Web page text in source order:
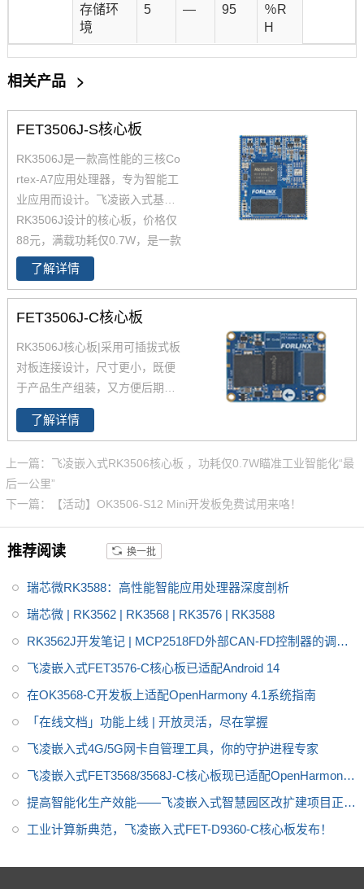
存储环
境
5 — 95
％R
H
相关产品 >
FET3506J-S核心板
RK3506J是一款高性能的三核Co
rtex-A7应用处理器，专为智能工
业应用而设计。飞凌嵌入式基于
RK3506J设计的核心板，价格仅
88元，满载功耗仅0.7W，是一款
值得推荐使用的工业级国产核心
板，满足电力、交通、工控等行
业对国产化的要求。同时进行了
充分的可靠性测试，确保在工业
环境的可靠运行。
了解详情
FET3506J-C核心板
RK3506J核心板|采用可插拔式板
对板连接设计，尺寸更小，既便
于产品生产组装，又方便后期维
护升级。本核心板基于 Rockchip
RK3506 处理器开发，通过飞凌
试，确保品质稳定可靠，且提供
10~15 年生命周期支持，保障供
应长期稳定。
了解详情
上一篇：飞凌嵌入式RK3506核心板 ，功耗仅0.7W瞄准工业智能化“最
后一公里”
下一篇：【活动】OK3506-S12 Mini开发板免费试用来咯！
推荐阅读 换一批
瑞芯微RK3588：高性能智能应用处理器深度剖析
瑞芯微 | RK3562 | RK3568 | RK3576 | RK3588
RK3562J开发笔记 | MCP2518FD外部CAN-FD控制器的调试
方法
飞凌嵌入式FET3576-C核心板已适配Android 14
在OK3568-C开发板上适配OpenHarmony 4.1系统指南
「在线文档」功能上线 | 开放灵活，尽在掌握
飞凌嵌入式4G/5G网卡自管理工具，你的守护进程专家
飞凌嵌入式FET3568/3568J-C核心板现已适配OpenHarmony
4.1
提高智能化生产效能——飞凌嵌入式智慧园区改扩建项目正式
启动
工业计算新典范，飞凌嵌入式FET-D9360-C核心板发布！